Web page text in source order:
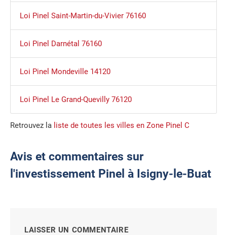
Loi Pinel Saint-Martin-du-Vivier 76160
Loi Pinel Darnétal 76160
Loi Pinel Mondeville 14120
Loi Pinel Le Grand-Quevilly 76120
Retrouvez la liste de toutes les villes en Zone Pinel C
Avis et commentaires sur
l'investissement Pinel à Isigny-le-Buat
LAISSER UN COMMENTAIRE